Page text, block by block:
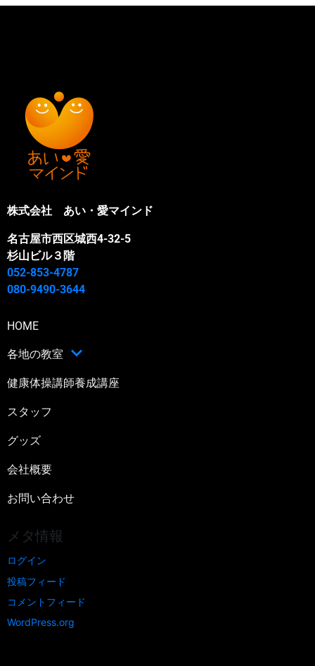
株式会社 あい・愛マインド
名古屋市西区城西4-32-5
杉山ビル３階
052-853-4787
080-9490-3644
HOME
各地の教室
健康体操講師養成講座
スタッフ
グッズ
会社概要
お問い合わせ
メタ情報
ログイン
投稿フィード
コメントフィード
WordPress.org